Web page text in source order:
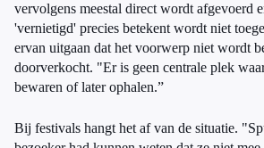
vervolgens meestal direct wordt afgevoerd
'vernietigd' precies betekent wordt niet
ervan uitgaan dat het voorwerp niet wordt
doorverkocht. "Er is geen centrale plek
bewaren of later ophalen.”
Bij festivals hangt het af van de situatie.